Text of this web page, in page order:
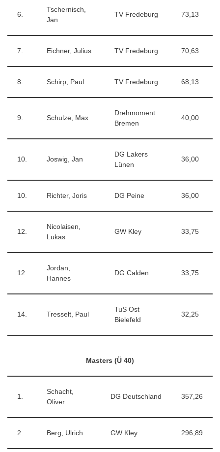
6.
Tschernisch,
Jan
TV Fredeburg 73,13
7. Eichner, Julius TV Fredeburg 70,63
8. Schirp, Paul TV Fredeburg 68,13
9. Schulze, Max
Drehmoment
Bremen
40,00
10. Joswig, Jan
DG Lakers
Lünen
36,00
10. Richter, Joris DG Peine 36,00
12.
Nicolaisen,
Lukas
GW Kley 33,75
12.
Jordan,
Hannes
DG Calden 33,75
14. Tresselt, Paul
TuS Ost
Bielefeld
32,25
Masters (Ü 40)
1.
Schacht,
Oliver
DG Deutschland 357,26
2. Berg, Ulrich GW Kley 296,89